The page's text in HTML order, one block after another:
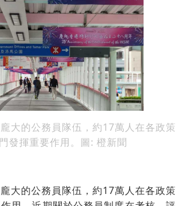
大的公務員隊伍，約17萬人在各政策
發揮重要作用。圖: 橙新聞
大的公務員隊伍，約17萬人在各政策